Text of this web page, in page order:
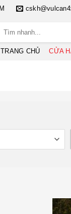
Tìm
TRANG CHỦ CỬA